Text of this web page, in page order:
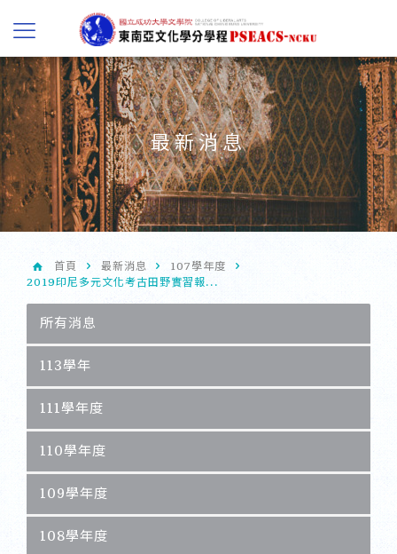
最新消息
首頁 最新消息
107學年度
2019印尼多元文化考古田野實習報...
所有消息
113學年
111學年度
110學年度
109學年度
108學年度